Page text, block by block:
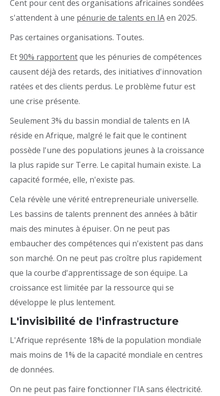
Cent pour cent des organisations africaines sondées
s'attendent à une pénurie de talents en IAen 2025.
Pas certaines organisations. Toutes.
Et90% rapportentque les pénuries de compétences
causent déjà des retards, des initiatives d'innovation
ratées et des clients perdus. Le problème futur est
une crise présente.
Seulement 3% du bassin mondial de talents en IA
réside en Afrique, malgré le fait que le continent
possède l'une des populations jeunes à la croissance
la plus rapide sur Terre. Le capital humain existe. La
capacité formée, elle, n'existe pas.
Cela révèle une vérité entrepreneuriale universelle.
Les bassins de talents prennent des années à bâtir
mais des minutes à épuiser. On ne peut pas
embaucher des compétences qui n'existent pas dans
son marché. On ne peut pas croître plus rapidement
que la courbe d'apprentissage de son équipe. La
croissance est limitée par la ressource qui se
développe le plus lentement.
L'invisibilité de l'infrastructure
L'Afrique représente 18% de la population mondiale
mais moins de 1% de la capacité mondiale en centres
de données.
On ne peut pas faire fonctionner l'IA sans électricité.